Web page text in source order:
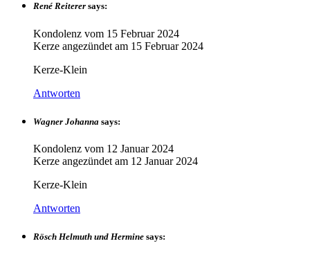
René Reiterer says:
Kondolenz vom 15 Februar 2024
Kerze angezündet am 15 Februar 2024
Kerze-Klein
Antworten
Wagner Johanna says:
Kondolenz vom 12 Januar 2024
Kerze angezündet am 12 Januar 2024
Kerze-Klein
Antworten
Rösch Helmuth und Hermine says: